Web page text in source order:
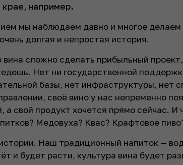
например.
мы наблюдаем давно и многое делаем
долгая и непростая история.
вина сложно сделать прибыльный
Нет ни государственной
базы, нет инфраструктуры, нет
своё вино у нас непременно
а свой продукт хочется прямо сейчас. И
Медовуха? Квас? Крафтовое
Наш традиционный напиток —
и будет расти, культура вина будет